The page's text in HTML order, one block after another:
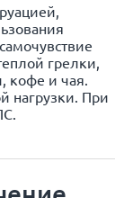
грелки,
кофе и чая.
нагрузки. При